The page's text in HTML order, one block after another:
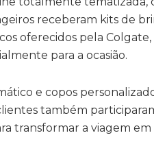
receberam kits de
oferecidos pela
para a ocasião.
e copos
também
transformar a viagem